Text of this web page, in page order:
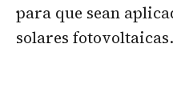
para que sean
solares fotovoltaicas.